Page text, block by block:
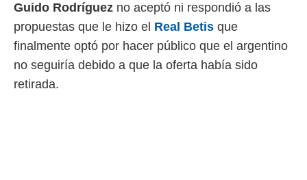
Guido Rodríguez no aceptó ni respondió a las
propuestas que le hizo el Real Betis que
finalmente optó por hacer público que el argentino
no seguiría debido a que la oferta había sido
retirada.